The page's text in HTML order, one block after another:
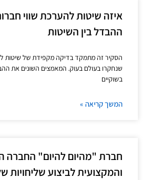
איזה שיטות להערכת שווי
ההבדל בין השיטות
הסקיר זה מתמקד בדיקה מקפידת של שיטות
שנחקרו בעולם בעוק. המאמצים השונים את
בשוקיים
המשך קריאה »
חברת "מהיום להיום" החברה
והמקצועית לביצוע שליחויות